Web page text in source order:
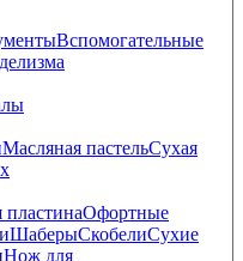
Вспомогательные
Масляная пастельСухая
Офортные
ШаберыСкобелиСухие
Нож для